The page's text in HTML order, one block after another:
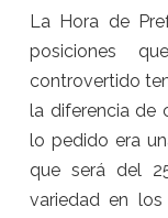
La Hora de
posiciones
controvertido
la diferencia de
lo pedido era
que será del
variedad en